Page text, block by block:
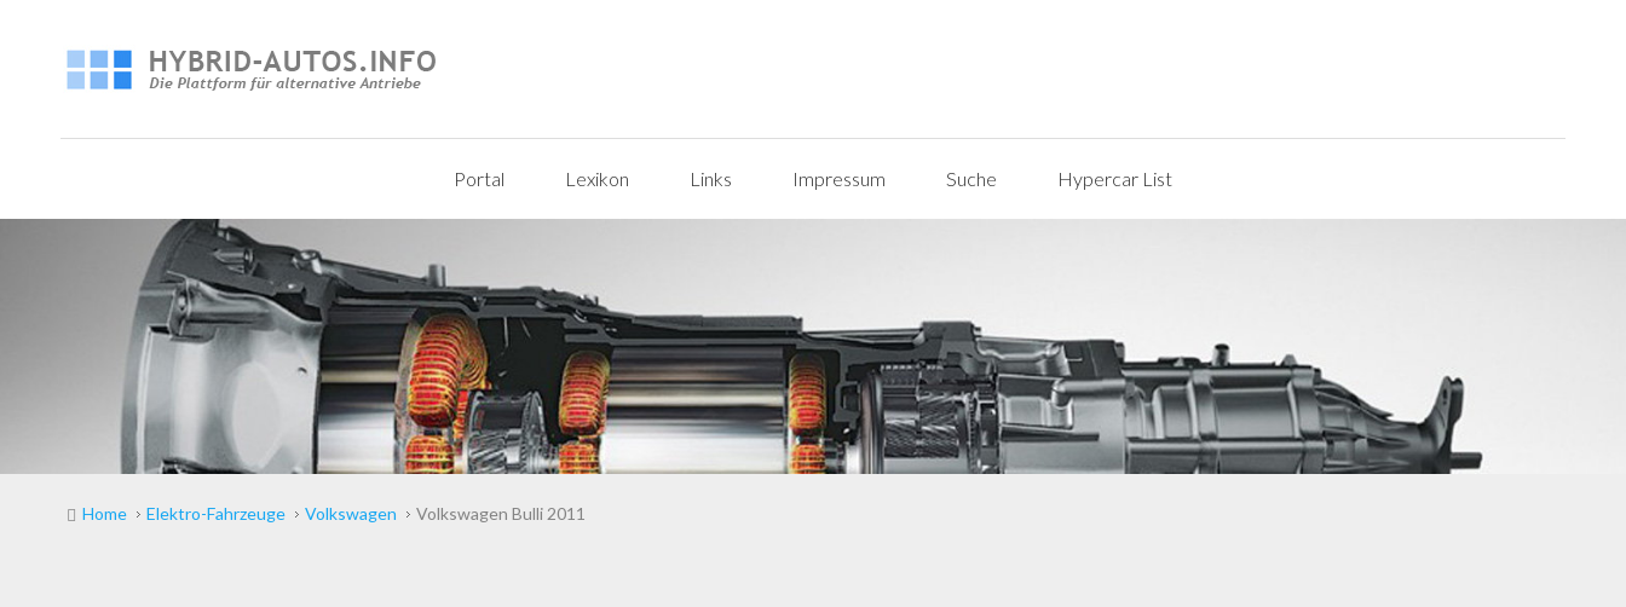
Portal Lexikon Links Impressum Suche Hypercar List
Home Elektro-Fahrzeuge Volkswagen Volkswagen Bulli 2011